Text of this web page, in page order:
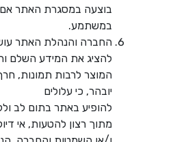
בוצעה במסגרת האתר
במשתמע.
החברה והנהלת האתר
להציג את המידע השלם
המוצר לרבות תמונות,
יובהר, כי עלולים
להופיע באתר בתום לב
מתוך רצון להטעות, אי